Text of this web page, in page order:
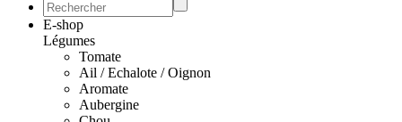
E-shop
Légumes
Tomate
Ail / Echalote / Oignon
Aromate
Aubergine